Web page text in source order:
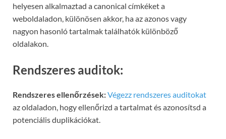
helyesen alkalmaztad a canonical címkéket a
weboldaladon, különösen akkor, ha az azonos vagy
nagyon hasonló tartalmak találhatók különböző
oldalakon.
Rendszeres auditok:
Rendszeres ellenőrzések:Végezz rendszeres auditokat
az oldaladon, hogy ellenőrizd a tartalmat és azonosítsd a
potenciális duplikációkat.